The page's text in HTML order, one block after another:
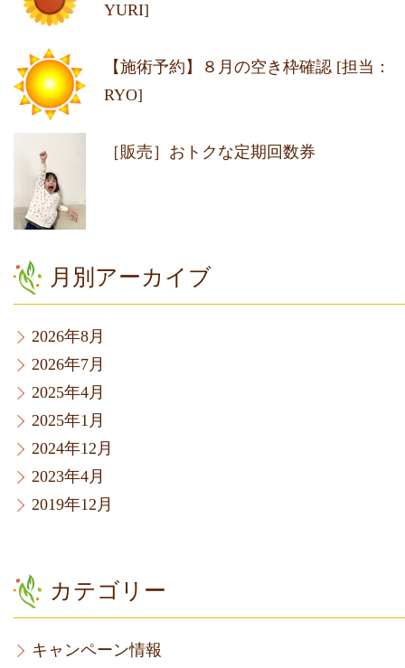
YURI]
【施術予約】８月の空き枠確認 [担当：
RYO]
［販売］おトクな定期回数券
月別アーカイブ
2026年8月
2026年7月
2025年4月
2025年1月
2024年12月
2023年4月
2019年12月
カテゴリー
キャンペーン情報